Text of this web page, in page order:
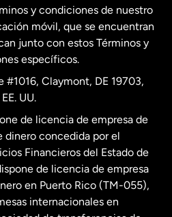
y condiciones de nuestro
móvil, que se encuentran
junto con estos Términos y
específicos.
#1016, Claymont, DE 19703,
EE. UU.
de licencia de empresa de
dinero concedida por el
Financieros del Estado de
de licencia de empresa
en Puerto Rico (TM-055),
internacionales en